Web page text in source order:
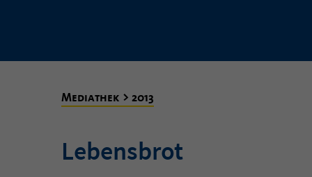
Mediathek > 2013
Lebensbrot